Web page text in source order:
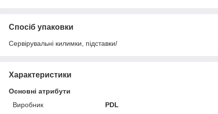
Спосіб упаковки
Сервірувальні килимки, підставки/
Характеристики
Основні атрибути
Виробник
PDL